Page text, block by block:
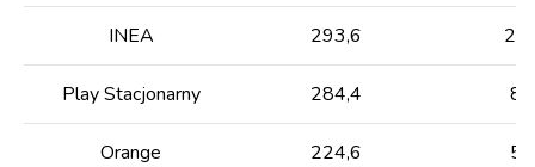
INEA 293,6
Play Stacjonarny 284,4
Orange 224,6